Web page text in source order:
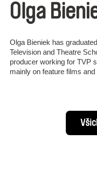
Olga
Olga Bieniek has
Television and Theatre
producer working for TVP
mainly on feature films